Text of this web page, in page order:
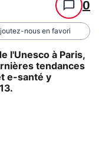
0
nous en favori
l'Unesco à Paris,
tendances
e-santé y